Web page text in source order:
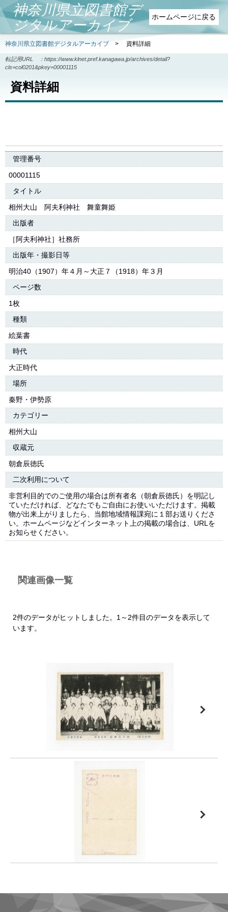
ホームページに戻る
神奈川県立図書館デ
ジタルアーカイブ
神奈川県立図書館デジタルアーカイブ> 資料詳細
転記用URL ： https://www.klnet.pref.kanagawa.jp/archives/detail?
cls=col0201&pkey=00001115
資料詳細
管理番号
00001115
タイトル
相州大山 阿夫利神社 舞童舞姫
出版者
［阿夫利神社］社務所
出版年・撮影日等
明治40（1907）年４月～大正７（1918）年３月
ページ数
1枚
種類
絵葉書
時代
大正時代
場所
秦野・伊勢原
カテゴリー
相州大山
収蔵元
朝倉辰徳氏
二次利用について
非営利目的でのご使用の場合は所有者名（朝倉辰徳氏）を明記し
ていただければ、どなたでもご自由にお使いいただけます。掲載
物が出来上がりましたら、当館地域情報課宛に１部お送りくださ
い。ホームページなどインターネット上の掲載の場合は、URLを
お知らせください。
関連画像一覧
2件のデータがヒットしました。1～2件目のデータを表示して
います。